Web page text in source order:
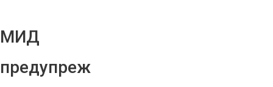
МИД
предупреж